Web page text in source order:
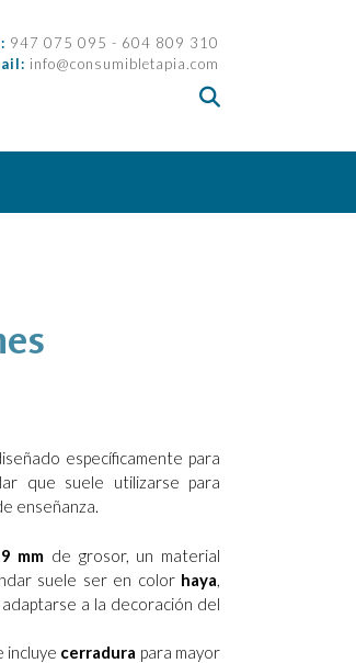
947 075 095 - 604 809 310
info@consumibletapia.com
específicamente para
que suele utilizarse para
enseñanza.
mm de grosor, un material
suele ser en color haya,
a la decoración del
incluye cerradura para mayor